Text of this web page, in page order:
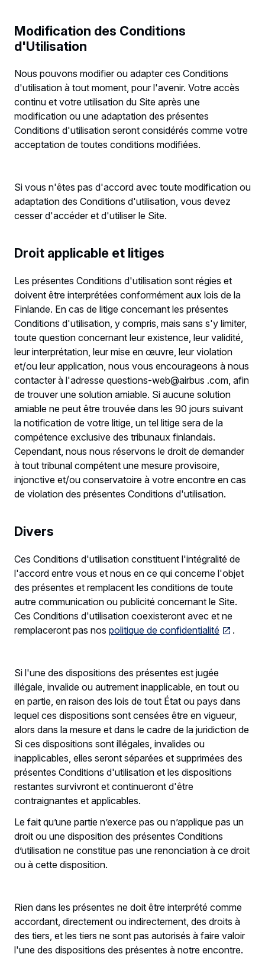
Modification des Conditions
d'Utilisation
Nous pouvons modifier ou adapter ces Conditions
d'utilisation à tout moment, pour l'avenir. Votre accès
continu et votre utilisation du Site après une
modification ou une adaptation des présentes
Conditions d'utilisation seront considérés comme votre
acceptation de toutes conditions modifiées.
Si vous n'êtes pas d'accord avec toute modification ou
adaptation des Conditions d'utilisation, vous devez
cesser d'accéder et d'utiliser le Site.
Droit applicable et litiges
Les présentes Conditions d'utilisation sont régies et
doivent être interprétées conformément aux lois de la
Finlande. En cas de litige concernant les présentes
Conditions d'utilisation, y compris, mais sans s'y limiter,
toute question concernant leur existence, leur validité,
leur interprétation, leur mise en œuvre, leur violation
et/ou leur application, nous vous encourageons à nous
contacter à l'adresse questions-web@airbus .com, afin
de trouver une solution amiable. Si aucune solution
amiable ne peut être trouvée dans les 90 jours suivant
la notification de votre litige, un tel litige sera de la
compétence exclusive des tribunaux finlandais.
Cependant, nous nous réservons le droit de demander
à tout tribunal compétent une mesure provisoire,
injonctive et/ou conservatoire à votre encontre en cas
de violation des présentes Conditions d'utilisation.
Divers
Ces Conditions d'utilisation constituent l'intégralité de
l'accord entre vous et nous en ce qui concerne l'objet
des présentes et remplacent les conditions de toute
autre communication ou publicité concernant le Site.
Ces Conditions d'utilisation coexisteront avec et ne
remplaceront pas nos politique de confidentialité .
Si l'une des dispositions des présentes est jugée
illégale, invalide ou autrement inapplicable, en tout ou
en partie, en raison des lois de tout État ou pays dans
lequel ces dispositions sont censées être en vigueur,
alors dans la mesure et dans le cadre de la juridiction de
Si ces dispositions sont illégales, invalides ou
inapplicables, elles seront séparées et supprimées des
présentes Conditions d'utilisation et les dispositions
restantes survivront et continueront d'être
contraignantes et applicables.
Le fait qu’une partie n’exerce pas ou n’applique pas un
droit ou une disposition des présentes Conditions
d’utilisation ne constitue pas une renonciation à ce droit
ou à cette disposition.
Rien dans les présentes ne doit être interprété comme
accordant, directement ou indirectement, des droits à
des tiers, et les tiers ne sont pas autorisés à faire valoir
l'une des dispositions des présentes à notre encontre.